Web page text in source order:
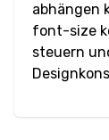
Eingabe
Eingabe
abhängen
font-size
steuern